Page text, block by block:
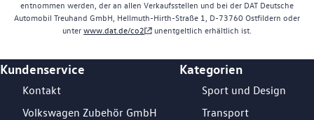
entnommen werden, der an allen Verkaufsstellen und bei der DAT Deutsche
Automobil Treuhand GmbH, Hellmuth-Hirth-Straße 1, D-73760 Ostfildern oder
unterwww.dat.de/co2 unentgeltlich erhältlich ist.
Footer Teaser
Kundenservice
Kontakt
Volkswagen Zubehör GmbH
Kategorien
Sport und Design
Transport